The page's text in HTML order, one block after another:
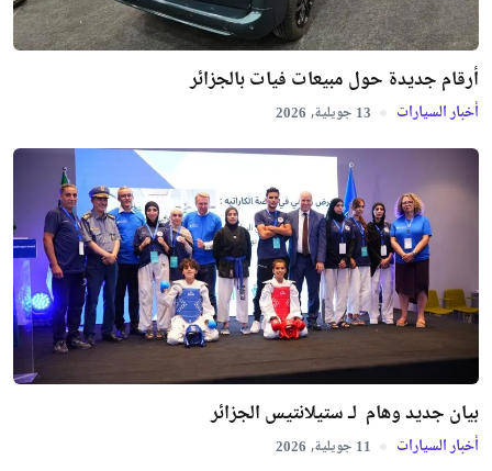
أرقام جديدة حول مبيعات فيات بالجزائر
أخبار السيارات 13 جويلية, 2026
بيان جديد وهام لـ ستيلانتيس الجزائر
أخبار السيارات 11 جويلية, 2026